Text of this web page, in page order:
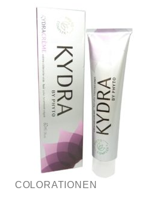
COLORATIONEN